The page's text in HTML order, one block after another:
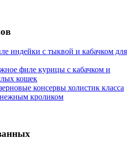
индейки с тыквой и кабачком для
филе курицы с кабачком и
кошек
консервы холистик класса
нежным кроликом